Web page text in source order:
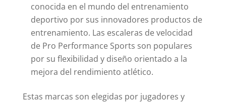
conocida en el mundo del entrenamiento
deportivo por sus innovadores productos de
entrenamiento. Las escaleras de velocidad
de Pro Performance Sports son populares
por su flexibilidad y diseño orientado a la
mejora del rendimiento atlético.
Estas marcas son elegidas por jugadores y